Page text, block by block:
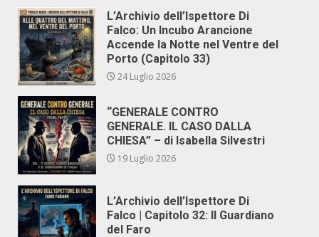
L’Archivio dell’Ispettore Di
Falco: Un Incubo Arancione
Accende la Notte nel Ventre del
Porto (Capitolo 33)
24 Luglio 2026
“GENERALE CONTRO
GENERALE. IL CASO DALLA
CHIESA” – di Isabella Silvestri
19 Luglio 2026
L’Archivio dell’Ispettore Di
Falco | Capitolo 32: Il Guardiano
del Faro